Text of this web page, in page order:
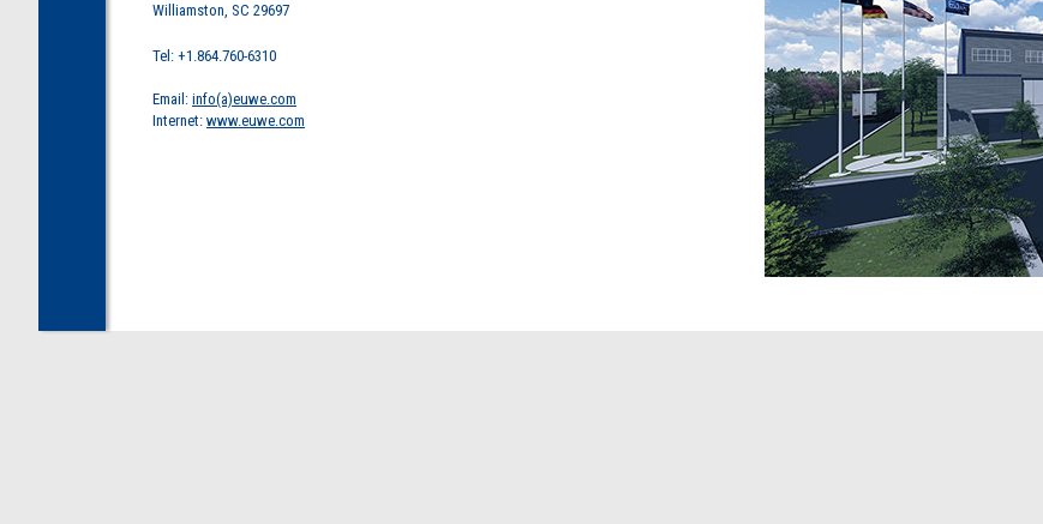
Williamston, SC 29697
Tel: +1.864.760-6310
Email: info(a)euwe.com
Internet: www.euwe.com